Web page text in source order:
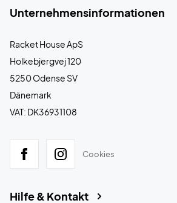
Unternehmensinformationen
Racket House ApS
Holkebjergvej 120
5250 Odense SV
Dänemark
VAT: DK36931108
Cookies
Hilfe & Kontakt